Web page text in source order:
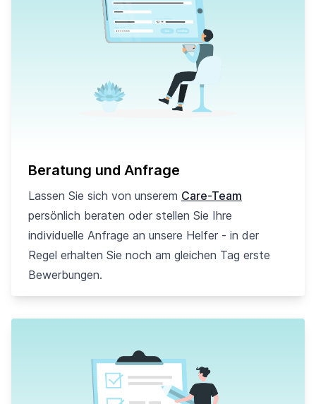
Beratung und Anfrage
Lassen Sie sich von unserem Care-Team
persönlich beraten oder stellen Sie Ihre
individuelle Anfrage an unsere Helfer - in der
Regel erhalten Sie noch am gleichen Tag erste
Bewerbungen.